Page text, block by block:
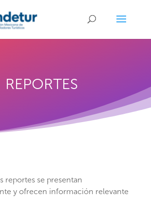
REPORTES
reportes se presentan
y ofrecen información relevante